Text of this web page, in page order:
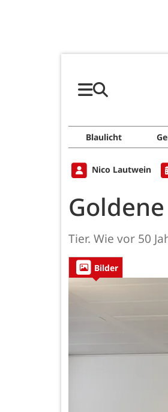
Blaulicht
Nico Lautwein
Tier. Wie vor 50
Bilder